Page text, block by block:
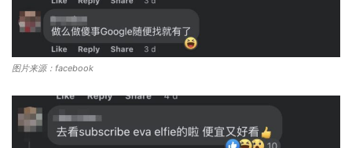
图片来源：facebook